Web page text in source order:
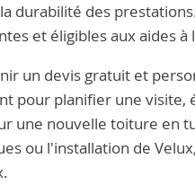
durabilité des
et éligibles aux aides
un devis gratuit et
pour planifier une visite,
une nouvelle toiture en
ou l'installation de